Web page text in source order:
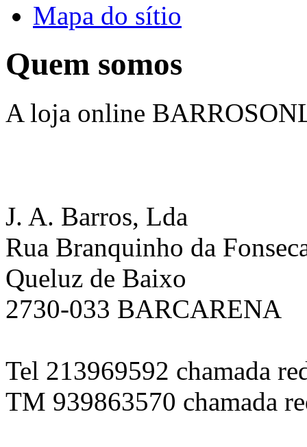
Mapa do sítio
Quem somos
A loja online
J. A. Barros, Lda
Rua Branquinho da
Queluz de Baixo
2730-033 BARCARENA
Tel 213969592 chamada
TM 939863570 chamada